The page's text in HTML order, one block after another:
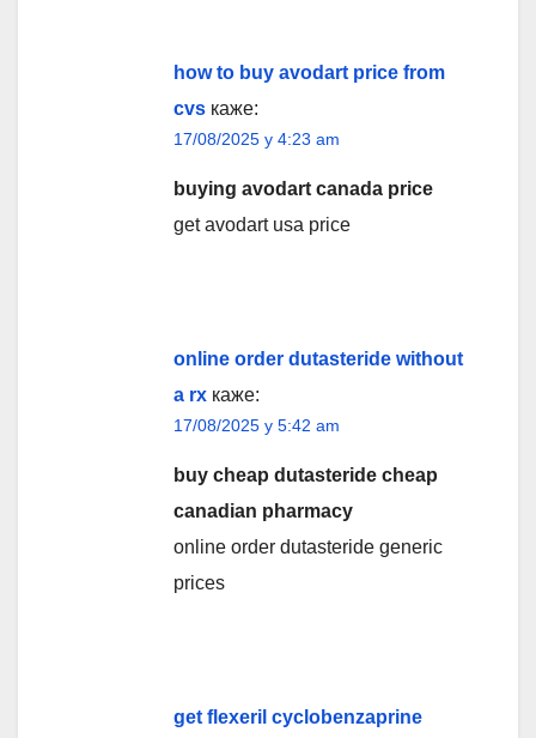
how to buy avodart price from
cvs каже:
17/08/2025 у 4:23 am
buying avodart canada price
get avodart usa price
online order dutasteride without
a rx каже:
17/08/2025 у 5:42 am
buy cheap dutasteride cheap
canadian pharmacy
online order dutasteride generic
prices
get flexeril cyclobenzaprine